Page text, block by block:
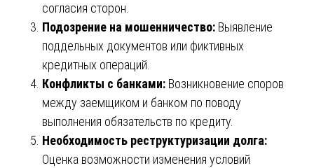
согласия сторон.
Подозрение на мошенничество: Выявление
поддельных документов или фиктивных
кредитных операций.
Конфликты с банками: Возникновение споров
между заемщиком и банком по поводу
выполнения обязательств по кредиту.
Необходимость реструктуризации долга:
Оценка возможности изменения условий